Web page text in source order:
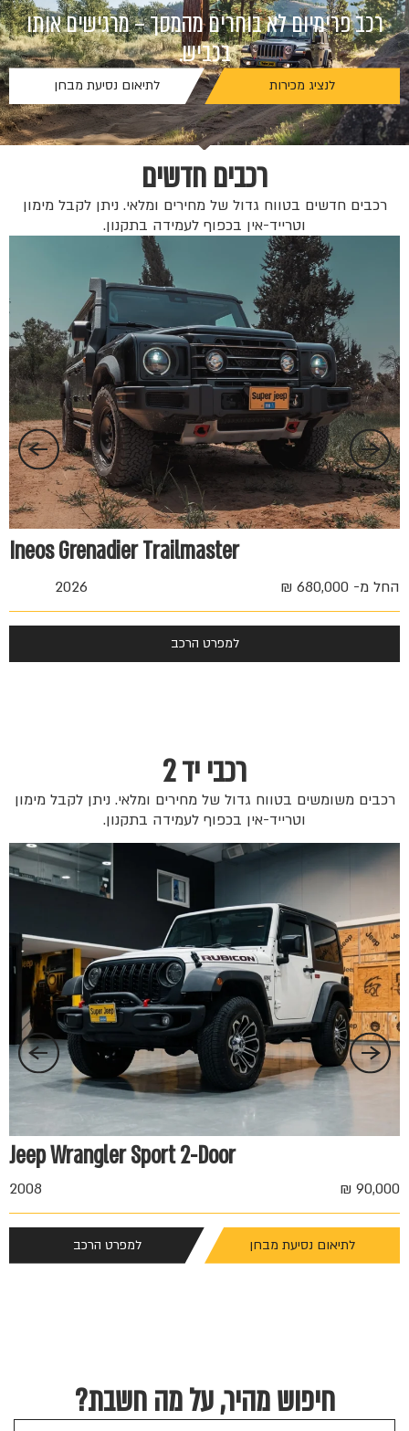
רכב פרימיום לא בוחרים מהמסך – מרגישים אותו
בכביש.
לנציג מכירות לתיאום נסיעת מבחן
רכבים חדשים
רכבים חדשים בטווח גדול של מחירים ומלאי. ניתן לקבל מימון
וטרייד-אין בכפוף לעמידה בתקנון.
Ineos Grenadier Trailmaster
החל מ- 680,000 ₪ 2026
למפרט הרכב
רכבי יד 2
רכבים משומשים בטווח גדול של מחירים ומלאי. ניתן לקבל מימון
וטרייד-אין בכפוף לעמידה בתקנון.
Jeep Wrangler Sport 2-Door
90,000 ₪
2008
לתיאום נסיעת מבחן למפרט הרכב
חיפוש מהיר, על מה חשבת?